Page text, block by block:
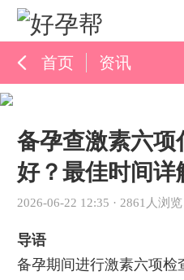
首页 资讯
备孕查激素六项
好？最佳时间详
2026-06-22 12:35 · 2861人浏览
导语
备孕期间进行激素六项检